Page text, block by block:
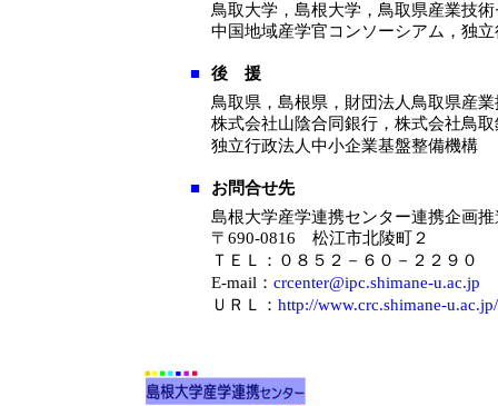
鳥取大学，島根大学，鳥取県産業技
中国地域産学官コンソーシアム，独
■
後 援
鳥取県，島根県，財団法人鳥取県産
株式会社山陰合同銀行，株式会社鳥
独立行政法人中小企業基盤整備機構
■
お問合せ先
島根大学産学連携センター連携企画
〒690-0816 松江市北陵町２
ＴＥＬ：０８５２－６０－２２９０
E-mail： crcenter@ipc.shimane-u.ac.jp
ＵＲＬ： http://www.crc.shimane-u.ac.jp/